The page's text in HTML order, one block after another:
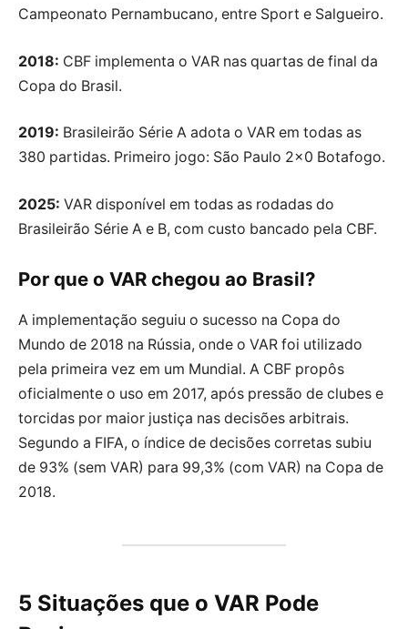
Campeonato Pernambucano, entre Sport e Salgueiro.
2018: CBF implementa o VAR nas quartas de final da
Copa do Brasil.
2019: Brasileirão Série A adota o VAR em todas as
380 partidas. Primeiro jogo: São Paulo 2×0 Botafogo.
2025: VAR disponível em todas as rodadas do
Brasileirão Série A e B, com custo bancado pela CBF.
Por que o VAR chegou ao Brasil?
A implementação seguiu o sucesso na Copa do
Mundo de 2018 na Rússia, onde o VAR foi utilizado
pela primeira vez em um Mundial. A CBF propôs
oficialmente o uso em 2017, após pressão de clubes e
torcidas por maior justiça nas decisões arbitrais.
Segundo a FIFA, o índice de decisões corretas subiu
de 93% (sem VAR) para 99,3% (com VAR) na Copa de
2018.
5 Situações que o VAR Pode